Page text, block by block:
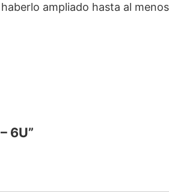
ampliado hasta al
6U”